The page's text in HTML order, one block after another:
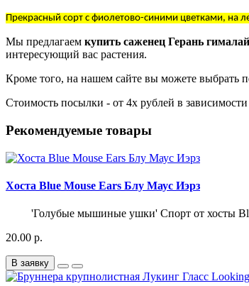
Прекрасный сорт с фиолетово-синими цветками, на
Мы предлагаем купить саженец Герань
интересующий вас растения.
Кроме того, на нашем сайте вы можете выбрать
Стоимость посылки - от 4х рублей в
Рекомендуемые товары
Хоста Blue Mouse Ears Блу Маус Иэрз
'Голубые мышиные ушки' Спорт от хосты
20.00 р.
В заявку